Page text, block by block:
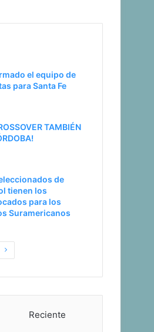
el equipo de
para Santa Fe
TAMBIÉN
de
tienen los
para los
Suramericanos
Siguiente
Reciente